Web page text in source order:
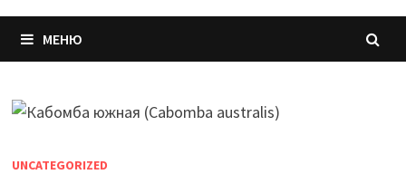
МЕНЮ
UNCATEGORIZED